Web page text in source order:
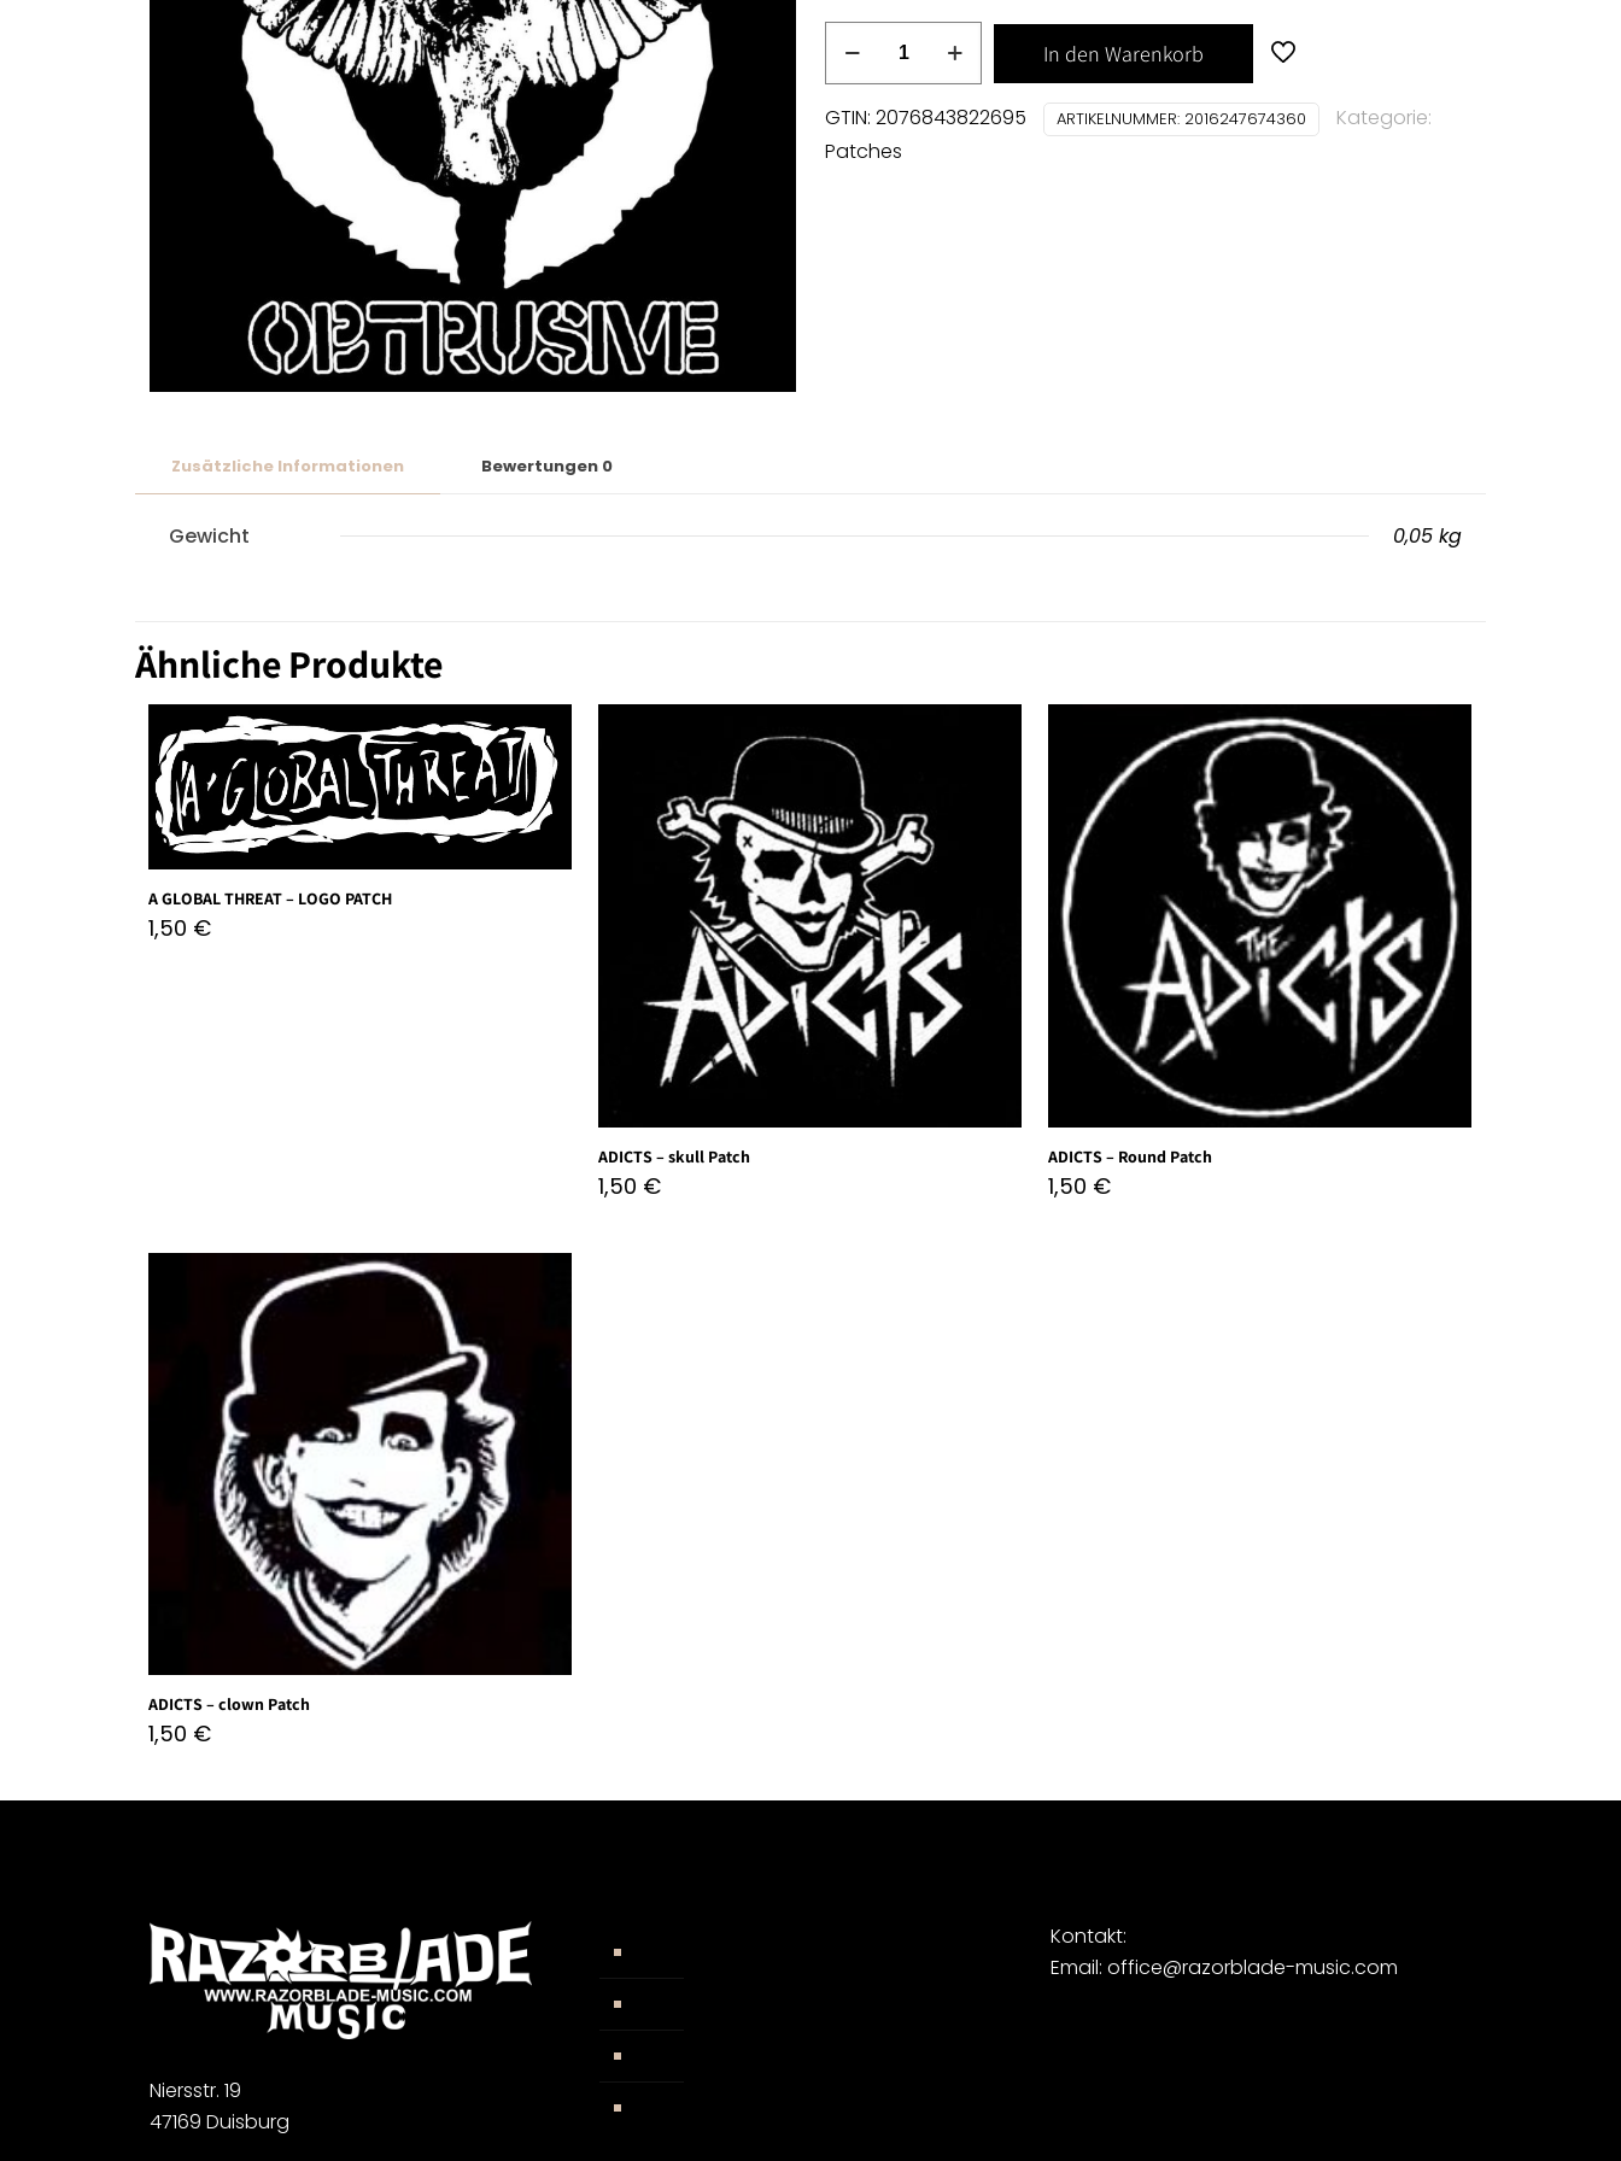
Menge
In den Warenkorb
GTIN: 2076843822695 ARTIKELNUMMER: 2016247674360
Kategorie:
Patches
Zusätzliche Informationen Bewertungen 0
Gewicht 0,05 kg
Ähnliche Produkte
A GLOBAL THREAT – LOGO PATCH
1,50 €
ADICTS – skull Patch
1,50 €
ADICTS – Round Patch
1,50 €
ADICTS – clown Patch
1,50 €
Niersstr. 19
47169 Duisburg
Kontakt:
Email: office@razorblade-music.com